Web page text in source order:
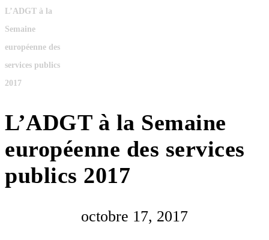
L’ADGT à la
Semaine
européenne des
services publics
2017
L’ADGT à la Semaine
européenne des services
publics 2017
octobre 17, 2017